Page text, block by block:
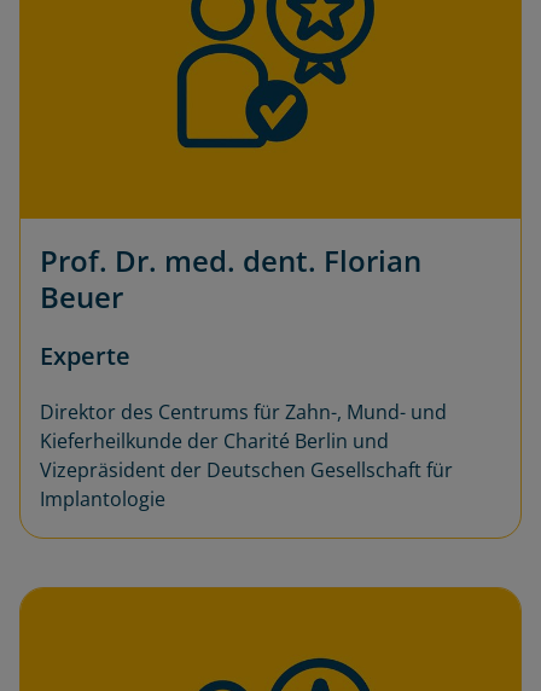
Prof. Dr. med. dent. Florian
Beuer
Experte
Direktor des Centrums für Zahn-, Mund- und
Kieferheilkunde der Charité Berlin und
Vizepräsident der Deutschen Gesellschaft für
Implantologie